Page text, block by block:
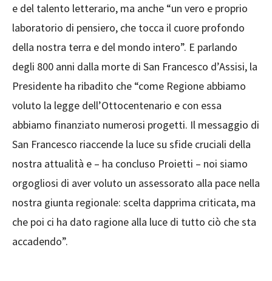
e del talento letterario, ma anche “un vero e proprio
laboratorio di pensiero, che tocca il cuore profondo
della nostra terra e del mondo intero”. E parlando
degli 800 anni dalla morte di San Francesco d’Assisi, la
Presidente ha ribadito che “come Regione abbiamo
voluto la legge dell’Ottocentenario e con essa
abbiamo finanziato numerosi progetti. Il messaggio di
San Francesco riaccende la luce su sfide cruciali della
nostra attualità e – ha concluso Proietti – noi siamo
orgogliosi di aver voluto un assessorato alla pace nella
nostra giunta regionale: scelta dapprima criticata, ma
che poi ci ha dato ragione alla luce di tutto ciò che sta
accadendo”.